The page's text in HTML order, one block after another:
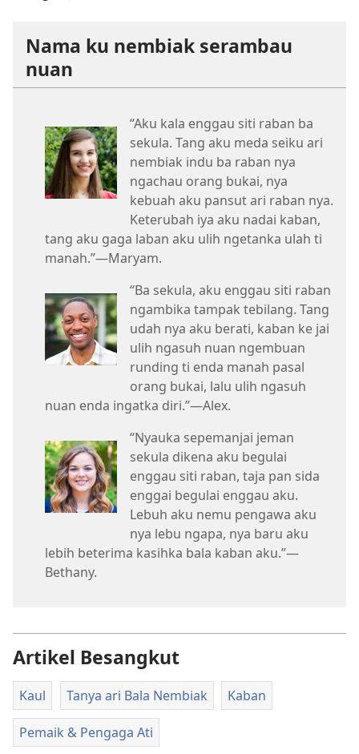
Nama ku nembiak serambau
nuan
“Aku kala enggau siti raban ba
sekula. Tang aku meda seiku ari
nembiak indu ba raban nya
ngachau orang bukai, nya
kebuah aku pansut ari raban nya.
Keterubah iya aku nadai kaban,
tang aku gaga laban aku ulih ngetanka ulah ti
manah.”—Maryam.
“Ba sekula, aku enggau siti raban
ngambika tampak tebilang. Tang
udah nya aku berati, kaban ke jai
ulih ngasuh nuan ngembuan
runding ti enda manah pasal
orang bukai, lalu ulih ngasuh
nuan enda ingatka diri.”—Alex.
“Nyauka sepemanjai jeman
sekula dikena aku begulai
enggau siti raban, taja pan sida
enggai begulai enggau aku.
Lebuh aku nemu pengawa aku
nya lebu ngapa, nya baru aku
lebih beterima kasihka bala kaban aku.”—
Bethany.
Artikel Besangkut
Kaul Tanya ari Bala Nembiak Kaban
Pemaik & Pengaga Ati